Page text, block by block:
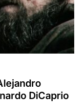
DiCaprio